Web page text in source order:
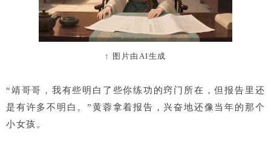
↑ 图片由AI生成
“靖哥哥，我有些明白了些你练功的窍门所在，但报告里还
是有许多不明白。”黄蓉拿着报告，兴奋地还像当年的那个
小女孩。